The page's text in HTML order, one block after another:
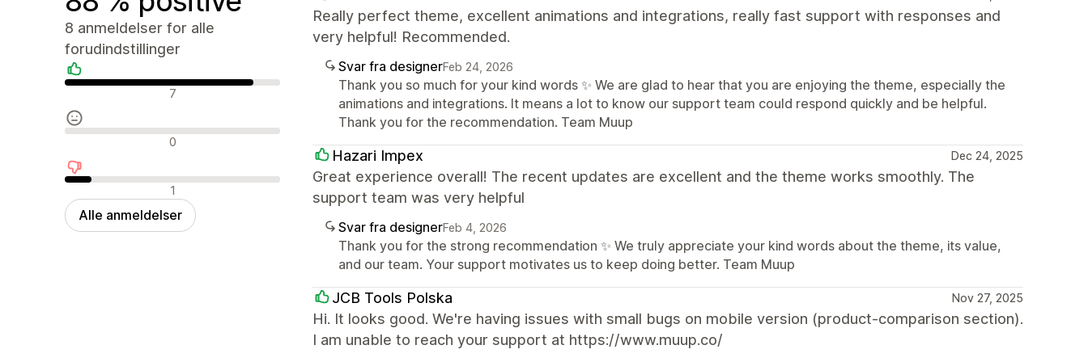
8 anmeldelser for alle
forudindstillinger
Positive anmeldelser
7
Neutrale anmeldelser
0
Negative anmeldelser
1
Alle anmeldelser
Really perfect theme, excellent animations and integrations, really fast support with responses and
very helpful! Recommended.
Svar fra designerFeb 24, 2026
Thank you so much for your kind words ✨ We are glad to hear that you are enjoying the theme, especially the
animations and integrations. It means a lot to know our support team could respond quickly and be helpful.
Thank you for the recommendation. Team Muup
Hazari Impex Dec 24, 2025
Great experience overall! The recent updates are excellent and the theme works smoothly. The
support team was very helpful
Svar fra designerFeb 4, 2026
Thank you for the strong recommendation ✨ We truly appreciate your kind words about the theme, its value,
and our team. Your support motivates us to keep doing better. Team Muup
JCB Tools Polska Nov 27, 2025
Hi. It looks good. We're having issues with small bugs on mobile version (product-comparison section).
I am unable to reach your support at https://www.muup.co/